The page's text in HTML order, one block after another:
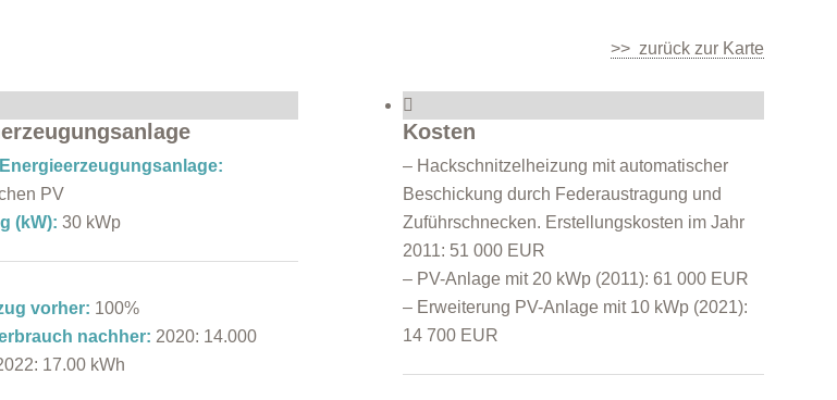
>> zurück zur Karte
PV
(kW): 30 kWp
vorher: 100%
nachher: 2020: 14.000
17.00 kWh
Kosten
– Hackschnitzelheizung mit automatischer
Beschickung durch Federaustragung und
Zuführschnecken. Erstellungskosten im Jahr
2011: 51 000 EUR
– PV-Anlage mit 20 kWp (2011): 61 000 EUR
– Erweiterung PV-Anlage mit 10 kWp (2021):
14 700 EUR